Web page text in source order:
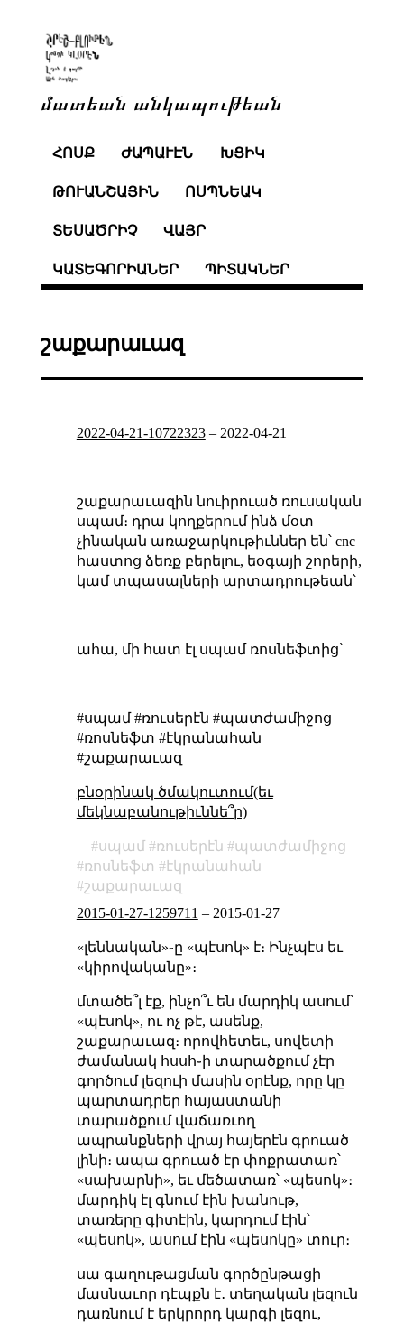
մատեան անկապութեան
ՀՈՍՔ ԺԱՊԱՒԷՆ ԽՑԻԿ
ԹՈՒԱՆՇԱՅԻՆ ՈՍՊՆԵԱԿ
ՏԵՍԱԾՐԻՉ ՎԱՅՐ
ԿԱՏԵԳՈՐԻԱՆԵՐ ՊԻՏԱԿՆԵՐ
շաքարաւազ
2022-04-21-10722323– 2022-04-21
շաքարաւազին նուիրուած ռուսական
սպամ։ դրա կողքերում ինձ մօտ
չինական առաջարկութիւններ են՝ cnc
հաստոց ձեռք բերելու, եօգայի շորերի,
կամ տպասալների արտադրութեան՝
ահա, մի հատ էլ սպամ ռոսնեֆտից՝
#սպամ #ռուսերէն #պատժամիջոց
#ռոսնեֆտ #էկրանահան
#շաքարաւազ
բնօրինակ ծմակուտում(եւ
մեկնաբանութիւննե՞ր)
սպամ ռուսերէն
պատժամիջոց
ռոսնեֆտ
էկրանահան
շաքարաւազ
2015-01-27-1259711 – 2015-01-27
«լեննական»֊ը «պէսոկ» է։ Ինչպէս եւ
«կիրովականը»։
մտածե՞լ էք, ինչո՞ւ են մարդիկ ասում՝
«պէսոկ», ու ոչ թէ, ասենք,
շաքարաւազ։ որովհետեւ, սովետի
ժամանակ հսսհ֊ի տարածքում չէր
գործում լեզուի մասին օրէնք, որը կը
պարտադրեր հայաստանի
տարածքում վաճառւող
ապրանքների վրայ հայերէն գրուած
լինի։ ապա գրուած էր փոքրատառ՝
«սախարնի», եւ մեծատառ՝ «պեսոկ»։
մարդիկ էլ գնում էին խանութ,
տառերը գիտէին, կարդում էին՝
«պեսոկ», ասում էին «պեսոկը» տուր։
սա գաղութացման գործընթացի
մասնաւոր դէպքն է․ տեղական լեզուն
դառնում է երկրորդ կարգի լեզու,